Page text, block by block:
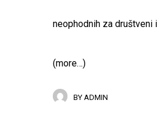
neophodnih za društveni
(more…)
BY ADMIN